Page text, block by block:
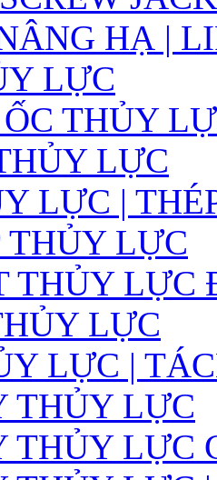
HẠ |
LỰC
THỦY
LỰC
LỰC |
THỦY LỰC
THỦY LỰC
LỰC
LỰC |
THỦY LỰC
THỦY LỰC